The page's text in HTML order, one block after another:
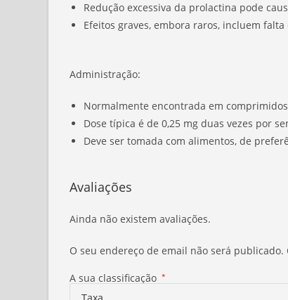
Redução excessiva da prolactina pode
Efeitos graves, embora raros, incluem
Administração:
Normalmente encontrada em
Dose típica é de 0,25 mg duas vezes por
Deve ser tomada com alimentos, de
Avaliações
Ainda não existem avaliações.
O seu endereço de email não será publicado.
A sua classificação *